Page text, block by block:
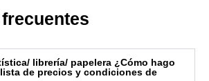
librería/ papelera ¿Cómo hago
de precios y condiciones de